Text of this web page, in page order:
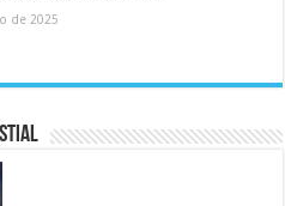
de 2025